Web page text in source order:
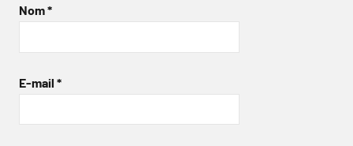
Nom*
E-mail *